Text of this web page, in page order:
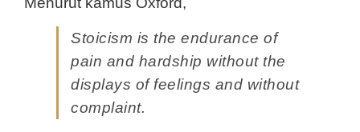
Stoicism is the endurance of
pain and hardship without the
displays of feelings and without
complaint.